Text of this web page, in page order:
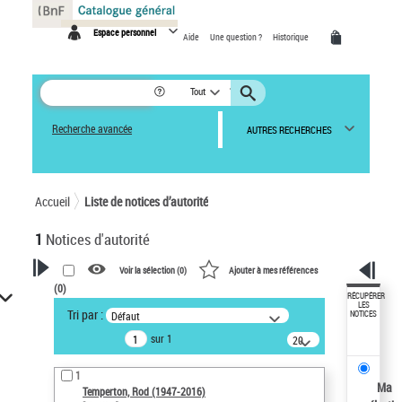
Espace personnel Aide Une question ? Historique
Tout
Recherche avancée AUTRES RECHERCHES
Accueil Liste de notices d’autorité
1 Notices d'autorité
VOTRE RECHERCHE
Recherche avancée dans les
notices d’autorité
Œuvres liées à l'auteur :
Temperton, Rod (1947-2016)
Voir la sélection (0) Ajouter à mes références
(0)
Tri par : Défaut
sur 1
20
résultats/page
1
Temperton, Rod (1947-2016)
RÉCUPÉRER
LES
NOTICES
Ma
Panneau de gestion des cookies